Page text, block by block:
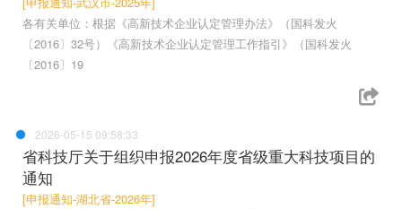
各有关单位：根据《高新技术企业认定管理办法》（国科发火
〔2016〕32号）《高新技术企业认定管理工作指引》（国科发火
〔2016〕19
2026-05-15 09:58:33
省科技厅关于组织申报2026年度省级重大科技项目的
通知
[申报通知-湖北省-2026年]